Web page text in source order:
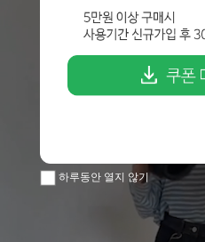
하루동안 열지 않기